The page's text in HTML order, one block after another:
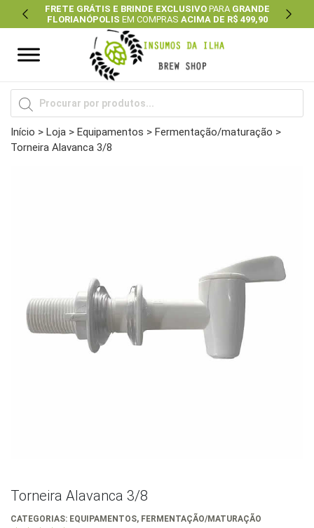
FRETE GRÁTIS E BRINDE EXCLUSIVOPARA GRANDE
FLORIANÓPOLIS EM COMPRAS ACIMA DE R$ 499,90
Previous Next
Pesquisar
produtos
Início > Loja > Equipamentos > Fermentação/maturação >
Torneira Alavanca 3/8
Torneira Alavanca 3/8
CATEGORIAS: EQUIPAMENTOS, FERMENTAÇÃO/MATURAÇÃO